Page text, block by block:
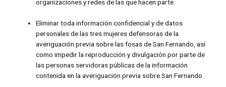
organizaciones y redes de las que hacen parte.
Eliminar toda información confidencial y de datos
personales de las tres mujeres defensoras de la
averiguación previa sobre las fosas de San Fernando, así
como impedir la reproducción y divulgación por parte de
las personas servidoras públicas de la información
contenida en la averiguación previa sobre San Fernando.